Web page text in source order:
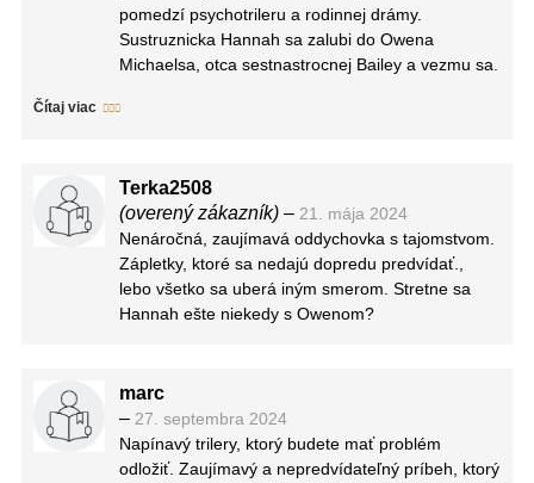
pomedzí psychotrileru a rodinnej drámy.
Sustruznicka Hannah sa zalubi do Owena
Michaelsa, otca sestnastrocnej Bailey a vezmu sa.
zmizne a Hannah napise jediny odkaz- Ochran ju.
zmiznutia a čo jeho náhla strata spraví s ich
napätým (ne)vzťahom. A ako sa vyrovnaju ked
zistia ze Owen nie je vlastne Owen? Táto kniha
bola od začiatku jedným veľkým tajomstvom a ja
som ho velmi rada a s chutou odhalovala. Ak mate
radi taketo knihy jednoznacne odporucam. 🙂
Čítaj viac
Terka2508
(overený zákazník) – 21. mája 2024
Nenáročná, zaujímavá oddychovka s tajomstvom.
Zápletky, ktoré sa nedajú dopredu predvídať.,
lebo všetko sa uberá iným smerom. Stretne sa
Hannah ešte niekedy s Owenom?
marc
– 27. septembra 2024
Napínavý trilery, ktorý budete mať problém
odložiť. Zaujímavý a nepredvídateľný príbeh, ktorý